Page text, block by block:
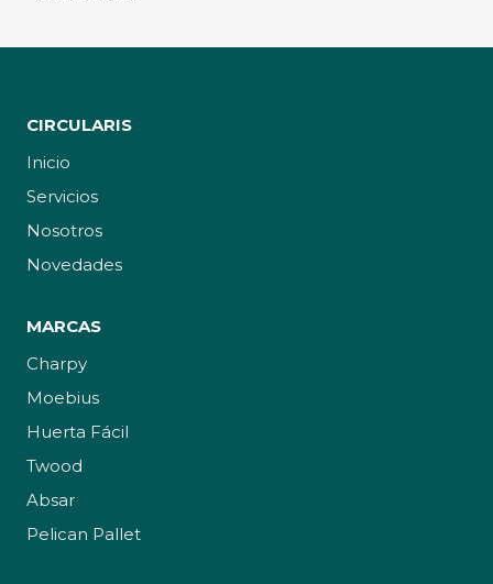
CIRCULARIS
Inicio
Servicios
Nosotros
Novedades
MARCAS
Charpy
Moebius
Huerta Fácil
Twood
Absar
Pelican Pallet